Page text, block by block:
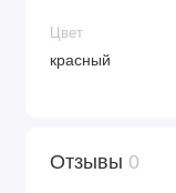
Цвет
красный
Отзывы 0